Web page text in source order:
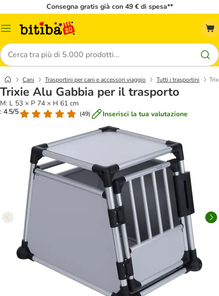
Consegna gratis già con 49 € di spesa**
Overview
Cerca
Cani Trasportini per cani e accessori viaggio Tutti i trasportini
Trixie Alu Gabbia per il trasporto
M: L 53 × P 74 × H 61 cm
: 4.5/5
(49) Inserisci la tua valutazione